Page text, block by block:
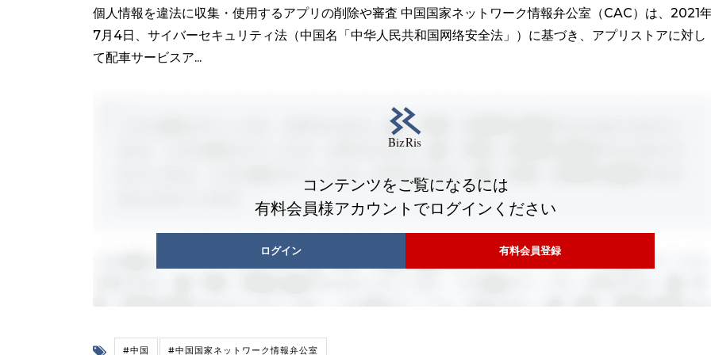
個人情報を違法に収集・使用するアプリの削除や審査 中国国家ネットワーク情報弁公室（CAC）は、2021
7月4日、サイバーセキュリティ法（中国名「中华人民共和国网络安全法」）に基づき、アプリストアに対し
て配車サービスア...
コンテンツをご覧になるには
有料会員様アカウントでログインください
ログイン 有料会員登録
#中国 #中国国家ネットワーク情報弁公室